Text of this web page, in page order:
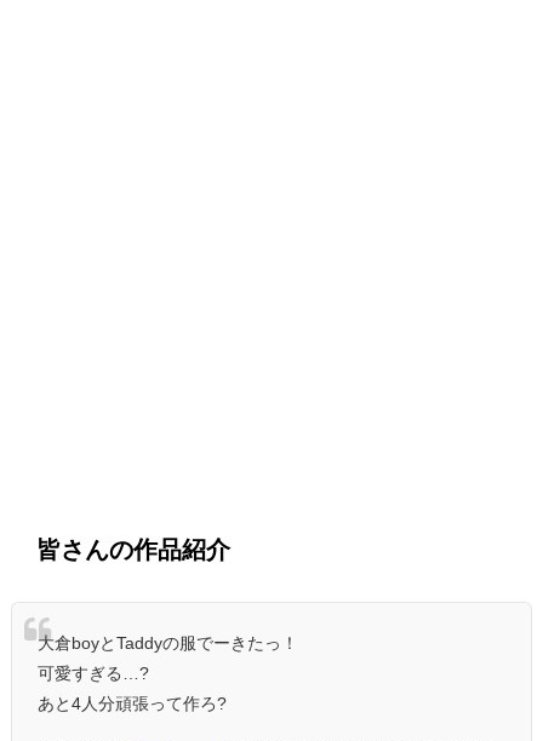
皆さんの作品紹介
大倉boyとTaddyの服でーきたっ！
可愛すぎる…?
あと4人分頑張って作ろ?